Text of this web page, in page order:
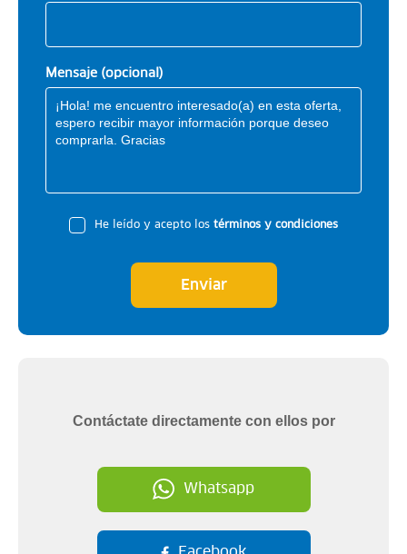
Mensaje (opcional)
He leído y acepto los términos y condiciones
Enviar
Contáctate directamente con ellos por
Whatsapp